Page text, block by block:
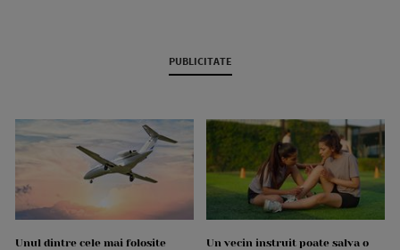
PUBLICITATE
Unul dintre cele mai folosite
Un vecin instruit poate salva o